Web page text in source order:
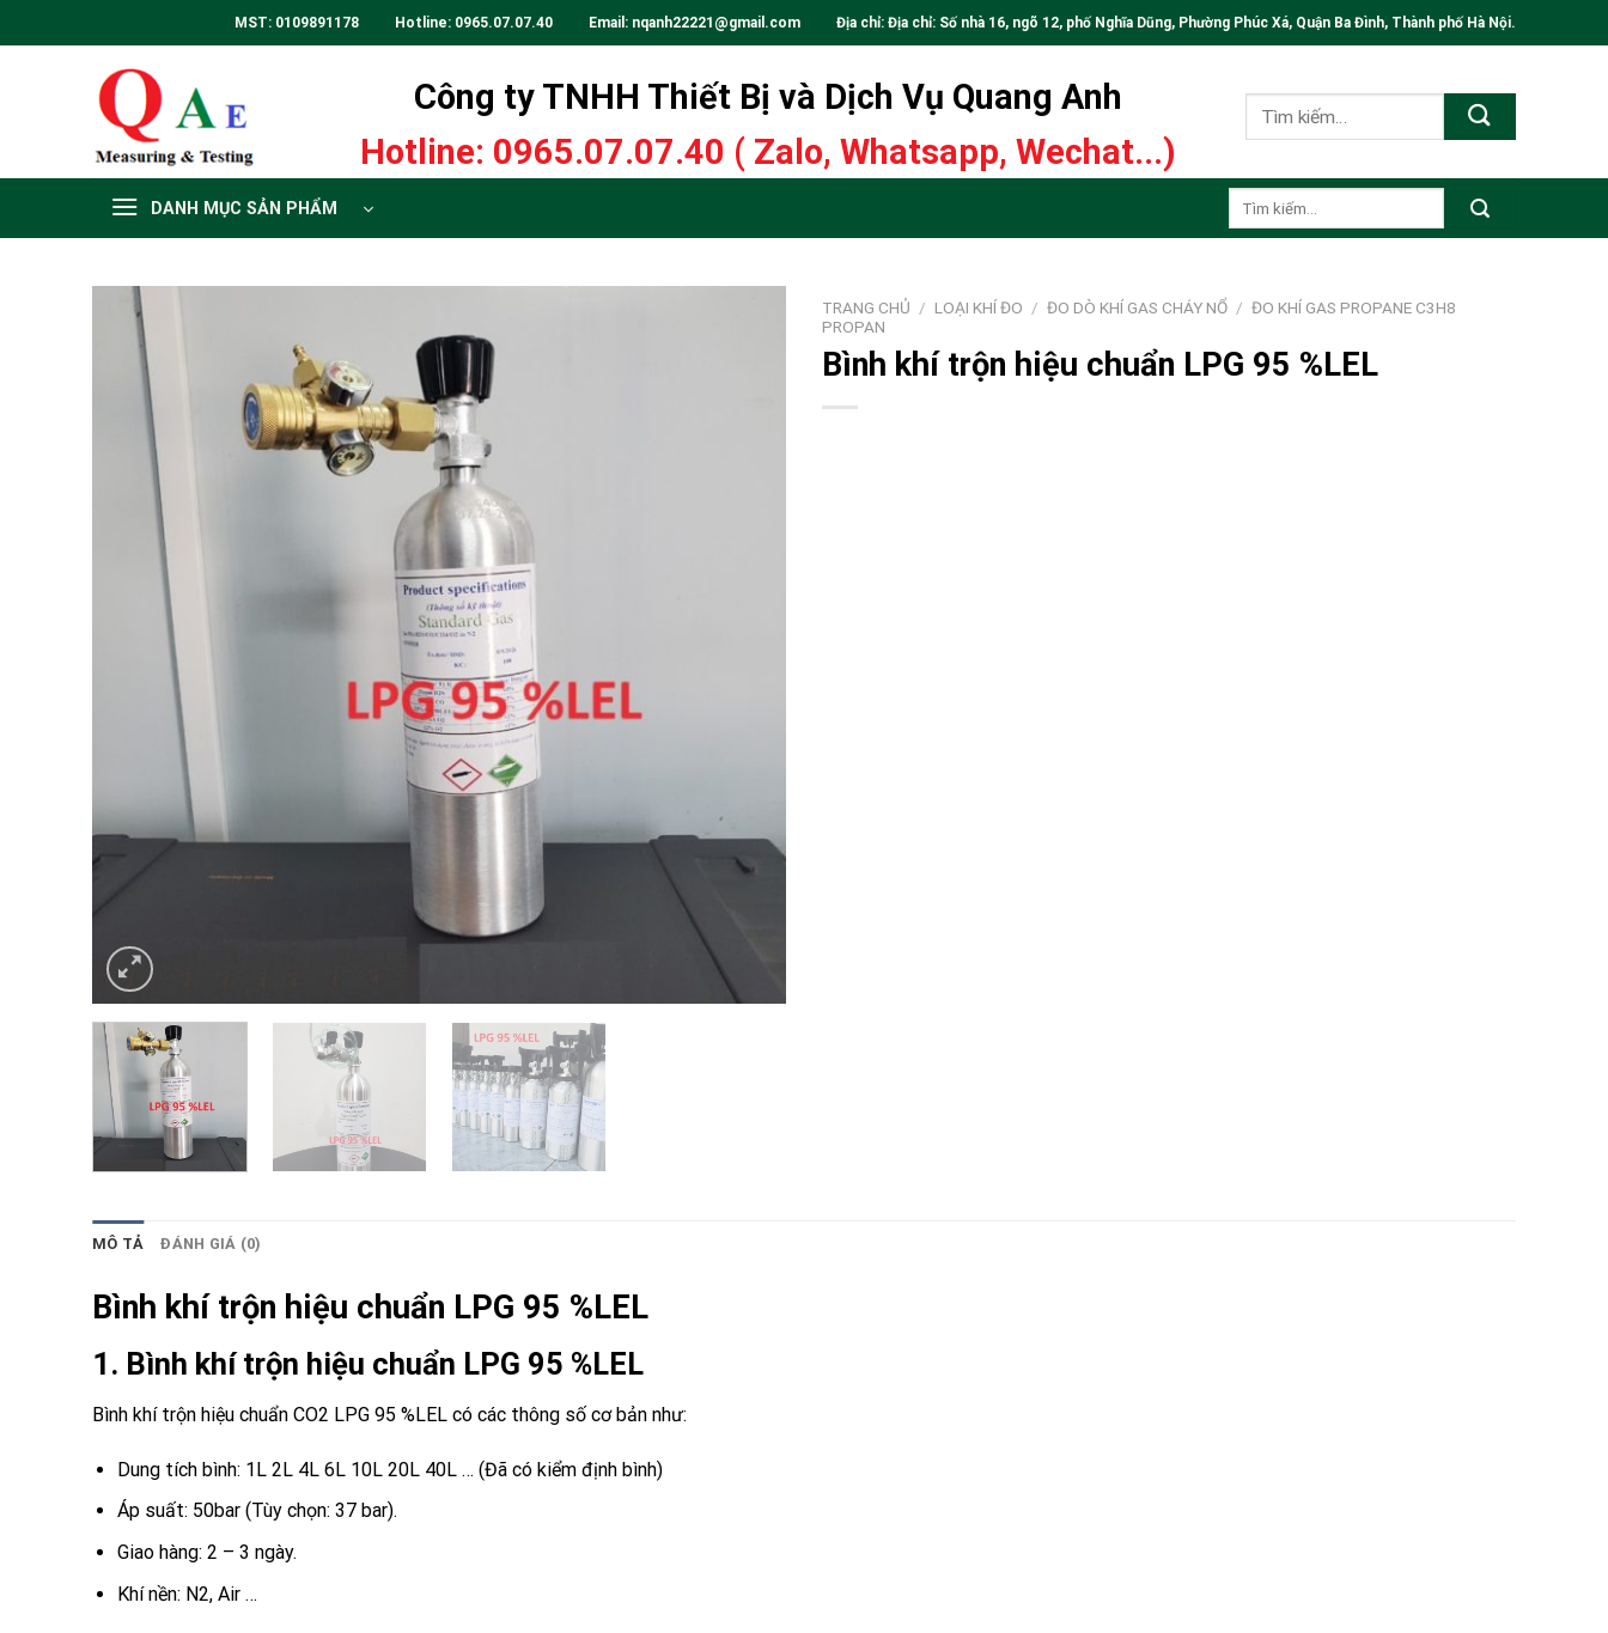
to
MST: 0109891178 Hotline: 0965.07.07.40 Email: nqanh22221@gmail.com Địa chỉ: Địa chỉ: Số nhà 16, ngõ 12, phố Nghĩa Dũng, Phường Phúc Xá, Quận Ba Đình, Thành phố Hà Nội.
Công ty TNHH Thiết Bị và Dịch Vụ Quang Anh
Hotline: 0965.07.07.40 ( Zalo, Whatsapp, Wechat...)
Tìm
DANH MỤC SẢN PHẨM
TRANG CHỦ / LOẠI KHÍ ĐO / ĐO DÒ KHÍ GAS CHÁY NỔ / ĐO KHÍ GAS PROPANE C3H8
PROPAN
Bình khí trộn hiệu chuẩn LPG 95 %LEL
MÔ TẢ ĐÁNH GIÁ (0)
Bình khí trộn hiệu chuẩn LPG 95 %LEL
1. Bình khí trộn hiệu chuẩn LPG 95 %LEL
Bình khí trộn hiệu chuẩn CO2 LPG 95 %LEL có các thông số cơ bản như:
Dung tích bình: 1L 2L 4L 6L 10L 20L 40L … (Đã có kiểm định bình)
Áp suất: 50bar (Tùy chọn: 37 bar).
Giao hàng: 2 – 3 ngày.
Khí nền: N2, Air …